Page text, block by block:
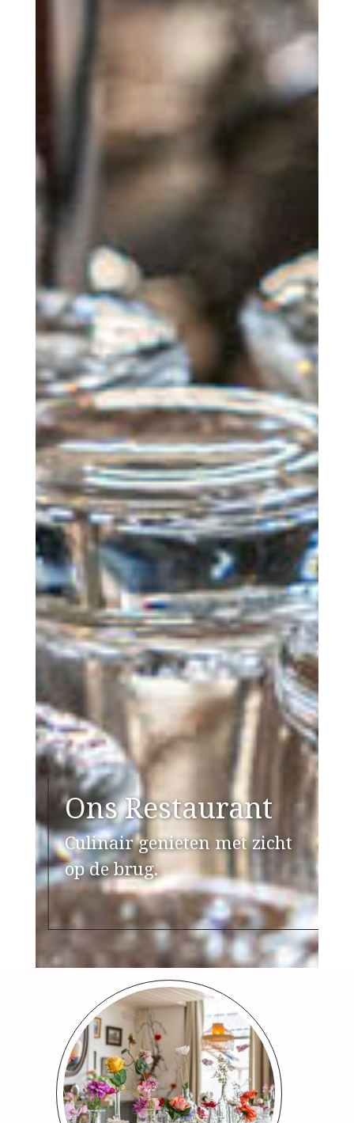
Ons Restaurant
Culinair genieten met zicht
op de brug.